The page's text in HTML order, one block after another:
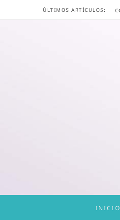
ÚLTIMOS ARTÍCULOS:
INICIO